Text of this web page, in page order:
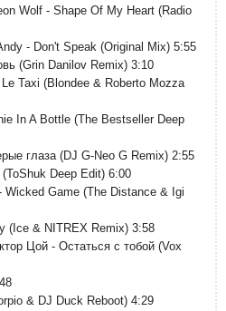
Wolf - Shape Of My Heart (Radio
- Don't Speak (Original Mix) 5:55
(Grin Danilov Remix) 3:10
Taxi (Blondee & Roberto Mozza
In A Bottle (The Bestseller Deep
глаза (DJ G-Neo G Remix) 2:55
Deep Edit) 6:00
Game (The Distance & Igi
(Ice & NITREX Remix) 3:58
Цой - Остаться с тобой (Vox
& DJ Duck Reboot) 4:29